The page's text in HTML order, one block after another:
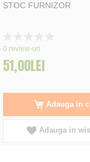
STOC FURNIZOR
0%
0 review-uri
51,00LEI
Adauga in
Adauga in